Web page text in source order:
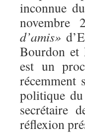
inconnue
novembre
d’amis»
Bourdon et
est un
récemment
politique
secrétaire
réflexion